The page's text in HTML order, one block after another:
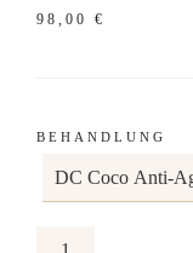
98,00 €
BEHANDLUNG
DC